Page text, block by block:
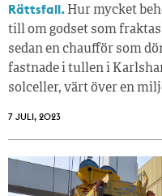
Rättsfall. Hur mycket
till om godset som
sedan en chaufför som
fastnade i tullen i
solceller, värt över en
7 JULI, 2023